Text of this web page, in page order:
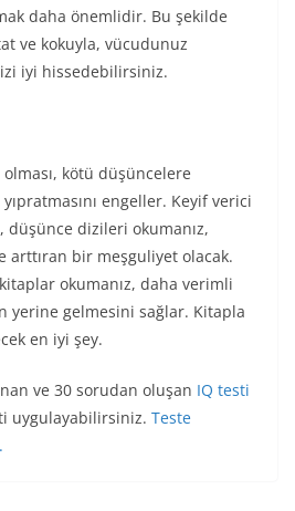
daha önemlidir. Bu şekilde
ve kokuyla, vücudunuz
iyi hissedebilirsiniz.
kötü düşüncelere
engeller. Keyif verici
dizileri okumanız,
arttıran bir meşguliyet olacak.
okumanız, daha verimli
yerine gelmesini sağlar. Kitapla
en iyi şey.
ve 30 sorudan oluşan IQ testi
uygulayabilirsiniz. Teste